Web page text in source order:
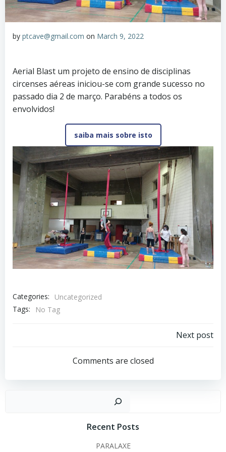
by ptcave@gmail.com on March 9, 2022
Aerial Blast um projeto de ensino de disciplinas
circenses aéreas iniciou-se com grande sucesso no
passado dia 2 de março. Parabéns a todos os
envolvidos!
saiba mais sobre isto
Categories:
Uncategorized
Tags:
No Tag
navigation
Next post
Comments are closed
Recent Posts
PARALAXE